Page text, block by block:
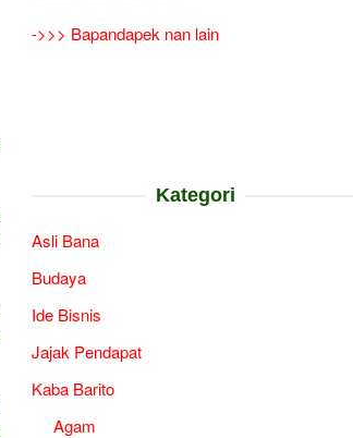
->>> Bapandapek nan lain
Kategori
Asli Bana
Budaya
Ide Bisnis
Jajak Pendapat
Kaba Barito
Agam